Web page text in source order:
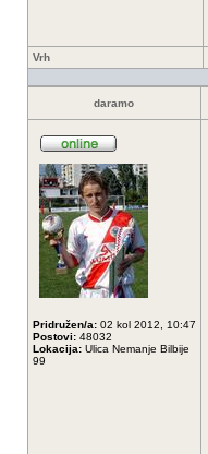
Vrh
daramo
Pridružen/a: 02 kol 2012, 10:47
Postovi: 48032
Lokacija: Ulica Nemanje Bilbije
99